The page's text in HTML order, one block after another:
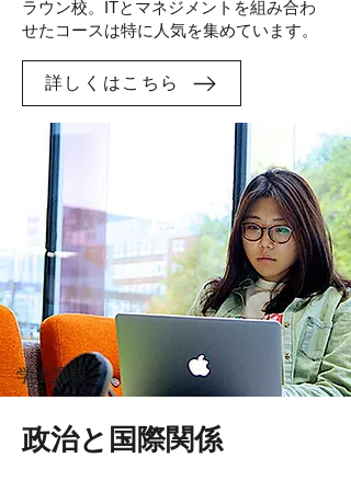
ラウン校。ITとマネジメントを組み合わ
せたコースは特に人気を集めています。
詳しくはこちら
学士課程
政治と国際関係